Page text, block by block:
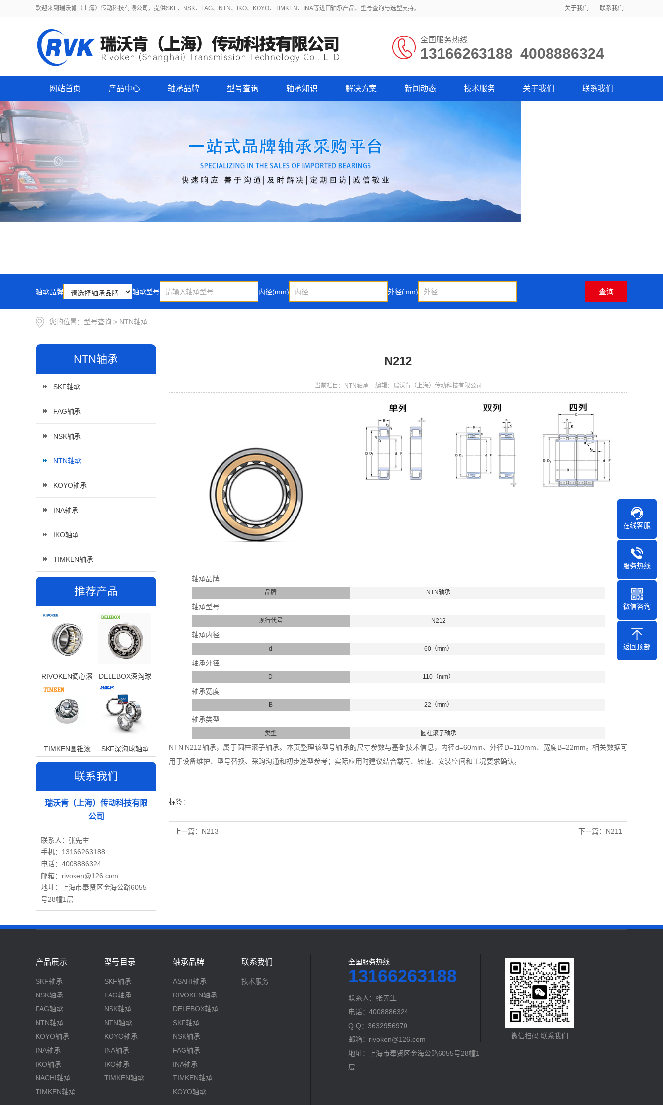
欢迎来到瑞沃肯（上海）传动科技有限公司，提供SKF、NSK、FAG、NTN、IKO、KOYO、TIMKEN、INA等进口轴承产品、型号查询与选型支持。 关于我们 联系我们
全国服务热线
13166263188 4008886324
网站首页 产品中心 轴承品牌 型号查询 轴承知识 解决方案 新闻动态 技术服务 关于我们 联系我们
轴承品牌 轴承型号 内径(mm) 外径(mm)
您的位置： 型号查询 > NTN轴承
NTN轴承
SKF轴承
FAG轴承
NSK轴承
NTN轴承
KOYO轴承
INA轴承
IKO轴承
TIMKEN轴承
推荐产品
RIVOKEN调心滚
子轴承
DELEBOX深沟球
TIMKEN圆锥滚
子轴承
SKF深沟球轴承
联系我们
瑞沃肯（上海）传动科技有限
公司
联系人：张先生
手机：13166263188
电话：4008886324
邮箱：rivoken@126.com
地址：上海市奉贤区金海公路6055
号28幢1层
N212
当前栏目：NTN轴承 编辑：瑞沃肯（上海）传动科技有限公司
轴承品牌
品牌 NTN轴承
轴承型号
现行代号 N212
轴承内径
d 60（mm）
轴承外径
D 110（mm）
轴承宽度
B 22（mm）
轴承类型
类型 圆柱滚子轴承
NTN N212轴承，属于圆柱滚子轴承。本页整理该型号轴承的尺寸参数与基础技术信息，内径d=60mm、外径D=110mm、宽度B=22mm。相关数据可
用于设备维护、型号替换、采购沟通和初步选型参考；实际应用时建议结合载荷、转速、安装空间和工况要求确认。
标签：
上一篇： N213 下一篇： N211
产品展示
SKF轴承
NSK轴承
FAG轴承
NTN轴承
KOYO轴承
INA轴承
IKO轴承
NACHI轴承
TIMKEN轴承
型号目录
SKF轴承
FAG轴承
NSK轴承
NTN轴承
KOYO轴承
INA轴承
IKO轴承
TIMKEN轴承
轴承品牌
ASAHI轴承
RIVOKEN轴承
DELEBOX轴承
SKF轴承
NSK轴承
FAG轴承
INA轴承
TIMKEN轴承
KOYO轴承
联系我们
技术服务
全国服务热线
13166263188
联系人：张先生
电话：4008886324
Q Q：3632956970
邮箱：rivoken@126.com
地址：上海市奉贤区金海公路6055号28幢1
层
微信扫码 联系我们
在线客服
服务热线
微信咨询
返回顶部